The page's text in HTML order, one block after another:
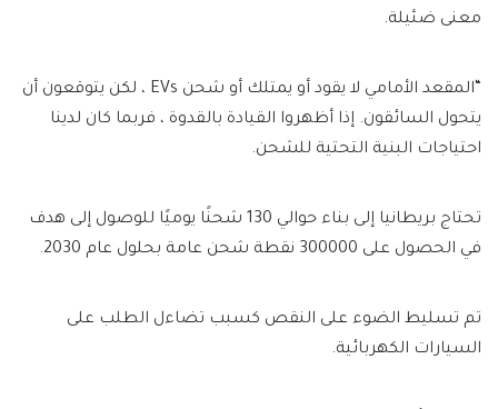
معنى ضئيلة.
“المقعد الأمامي لا يقود أو يمتلك أو شحن EVs ، لكن يتوقعون أن
يتحول السائقون. إذا أظهروا القيادة بالقدوة ، فربما كان لدينا
احتياجات البنية التحتية للشحن.
تحتاج بريطانيا إلى بناء حوالي 130 شحنًا يوميًا للوصول إلى هدف
في الحصول على 300000 نقطة شحن عامة بحلول عام 2030.
تم تسليط الضوء على النقص كسبب تضاءل الطلب على
السيارات الكهربائية.